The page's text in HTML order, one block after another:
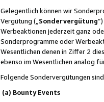
Gelegentlich können wir
Vergütung („ Sondervergütung
Werbeaktionen jederzeit ganz
Sonderprogramme oder
Wesentlichen denen in Ziffer 2
ebenso im Wesentlichen analog
Folgende Sondervergütungen
(a) Bounty Events